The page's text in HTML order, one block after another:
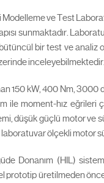
ve Test
sunmaktadır.
bir test ve analiz
inceleyebilmektedir.
150 kW, 400 Nm, 3000
ile moment-hız eğrileri
düşük güçlü motor ve
ölçekli motor
Donanım (HIL)
prototip üretilmeden